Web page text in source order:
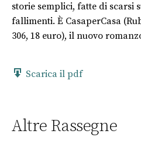
storie semplici, fatte di scarsi
fallimenti. È CasaperCasa
306, 18 euro), il nuovo
Scarica il pdf
Altre Rassegne